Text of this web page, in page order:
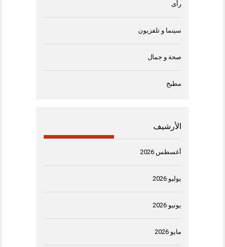
رأى
سينما و تلفزيون
صحة و جمال
مطبخ
الأرشيف
أغسطس 2026
يوليو 2026
يونيو 2026
مايو 2026